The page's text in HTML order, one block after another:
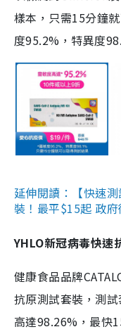
樣本，只需15分鐘
度95.2%，特異度
延伸閱讀：【快速
裝！最平$15起 政
YHLO新冠病毒快速
健康食品品牌
抗原測試套裝，測
高達98.26%，最快